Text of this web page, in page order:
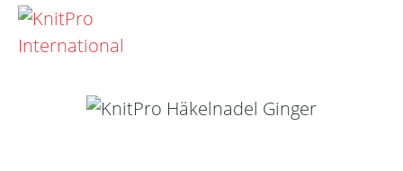
Bildergalerie überspringen